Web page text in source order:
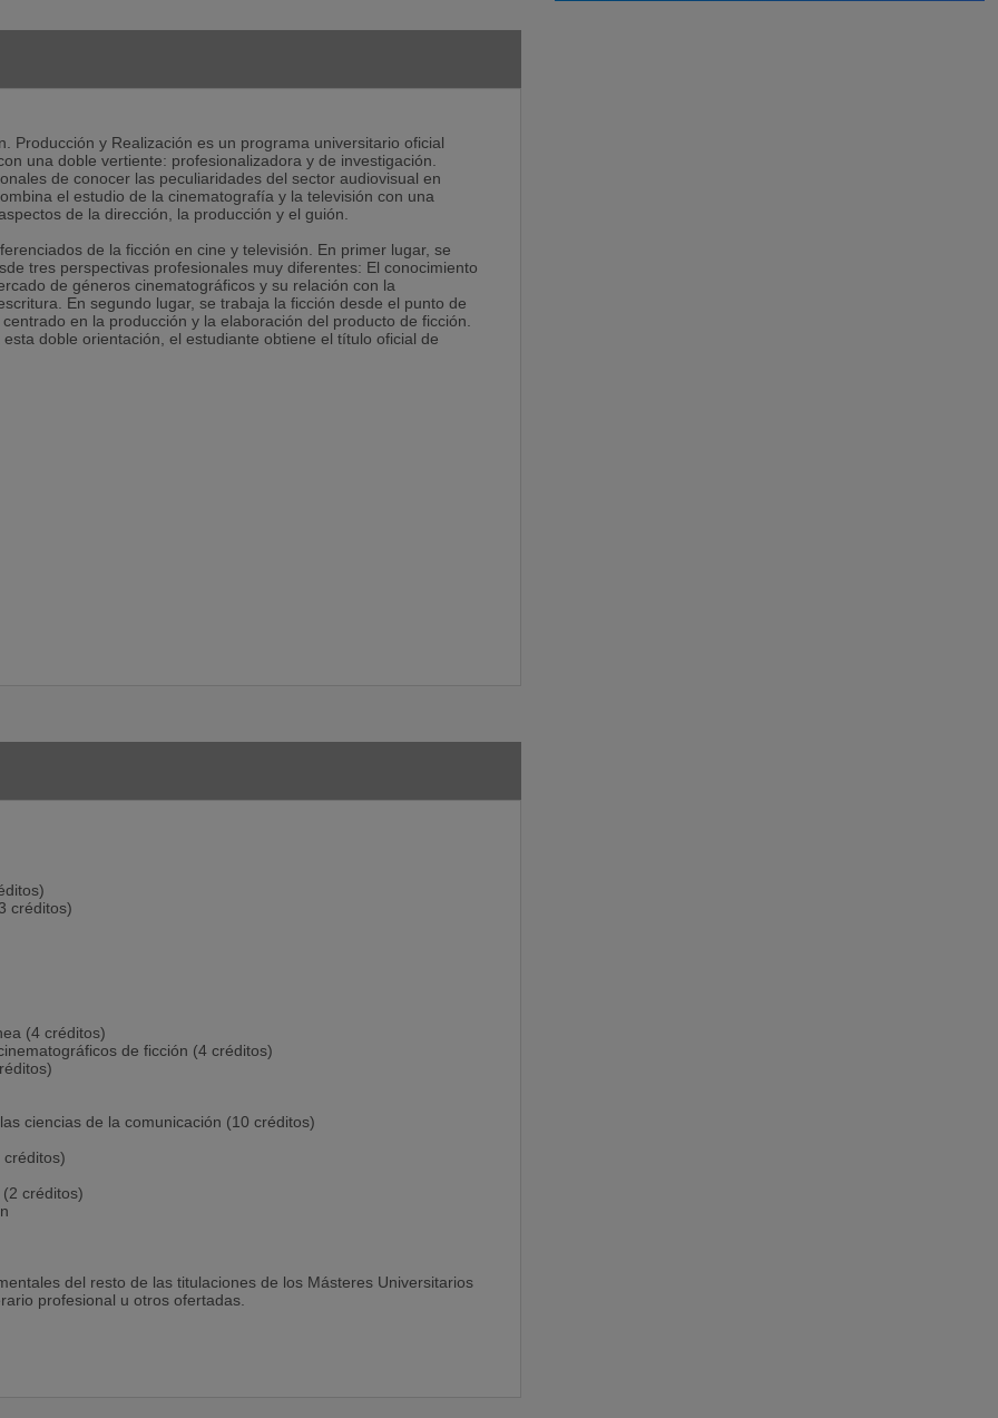
Producción y Realización es un programa universitario oficial
una doble vertiente: profesionalizadora y de investigación.
de conocer las peculiaridades del sector audiovisual en
el estudio de la cinematografía y la televisión con una
de la dirección, la producción y el guión.
de la ficción en cine y televisión. En primer lugar, se
tres perspectivas profesionales muy diferentes: El conocimiento
de géneros cinematográficos y su relación con la
En segundo lugar, se trabaja la ficción desde el punto de
en la producción y la elaboración del producto de ficción.
doble orientación, el estudiante obtiene el título oficial de
créditos)
(4 créditos)
de ficción (4 créditos)
ciencias de la comunicación (10 créditos)
créditos)
del resto de las titulaciones de los Másteres Universitarios
profesional u otros ofertadas.